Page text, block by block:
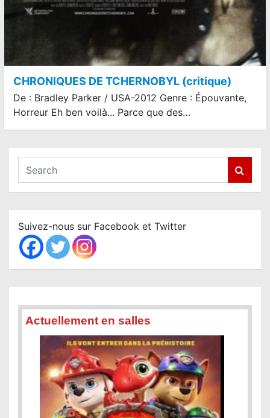
CHRONIQUES DE TCHERNOBYL (critique)
De : Bradley Parker / USA-2012 Genre : Épouvante,
Horreur Eh ben voilà... Parce que des…
a
c
h
Suivez-nous sur Facebook et Twitter
Actuellement en salles